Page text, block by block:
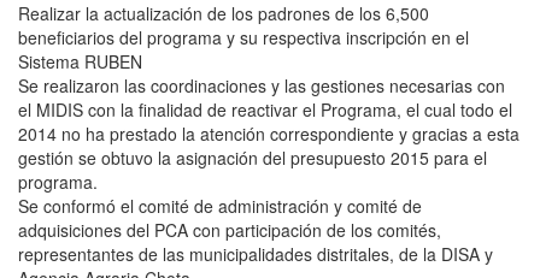
Realizar la actualización de los padrones de los 6,500
beneficiarios del programa y su respectiva inscripción en el
Sistema RUBEN
Se realizaron las coordinaciones y las gestiones necesarias con
el MIDIS con la finalidad de reactivar el Programa, el cual todo el
2014 no ha prestado la atención correspondiente y gracias a esta
gestión se obtuvo la asignación del presupuesto 2015 para el
programa.
Se conformó el comité de administración y comité de
adquisiciones del PCA con participación de los comités,
representantes de las municipalidades distritales, de la DISA y